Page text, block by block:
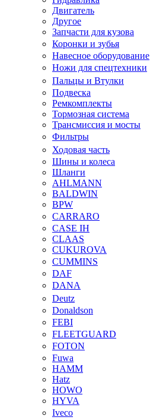
Двигатель
Другое
Запчасти для кузова
Коронки и зубья
Навесное оборудование
Ножи для спецтехники
Пальцы и Втулки
Подвеска
Ремкомплекты
Тормозная система
Трансмиссия и мосты
Фильтры
Ходовая часть
Шины и колеса
Шланги
AHLMANN
BALDWIN
BPW
CARRARO
CASE IH
CLAAS
CUKUROVA
CUMMINS
DAF
DANA
Deutz
Donaldson
FEBI
FLEETGUARD
FOTON
Fuwa
HAMM
Hatz
HOWO
HYVA
Iveco